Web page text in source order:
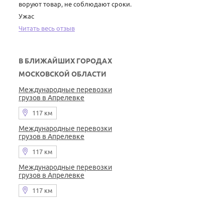
воруют товар, не соблюдают сроки.
Ужас
Читать весь отзыв
В БЛИЖАЙШИХ ГОРОДАХ
МОСКОВСКОЙ ОБЛАСТИ
Международные перевозки
грузов в Апрелевке
117 км
Международные перевозки
грузов в Апрелевке
117 км
Международные перевозки
грузов в Апрелевке
117 км